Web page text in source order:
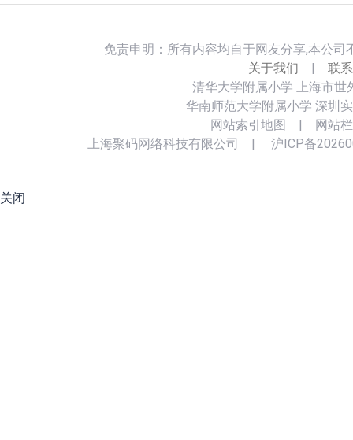
免责申明：所有内容均自于网友分享,本公
关于我们 | 联
清华大学附属小学 上海市世
华南师范大学附属小学 深圳
网站索引地图
| 网站
上海聚码网络科技有限公司
| 沪ICP备
关闭